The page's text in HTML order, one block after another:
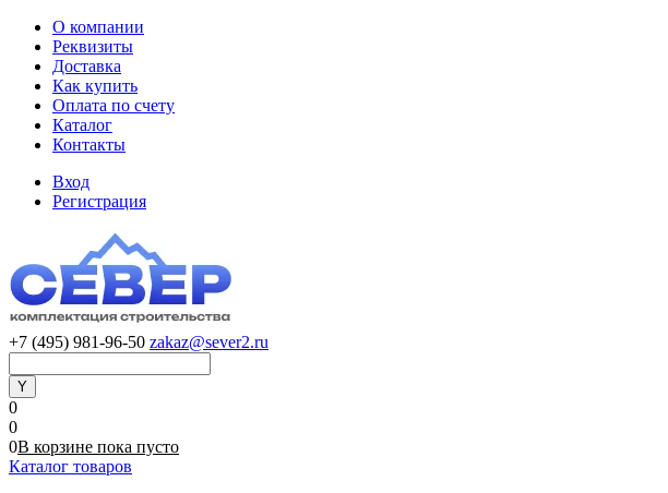
О компании
Реквизиты
Доставка
Как купить
Оплата по счету
Каталог
Контакты
Вход
Регистрация
+7 (495) 981-96-50 zakaz@sever2.ru
0
0
0В корзине пока пусто
Каталог товаров